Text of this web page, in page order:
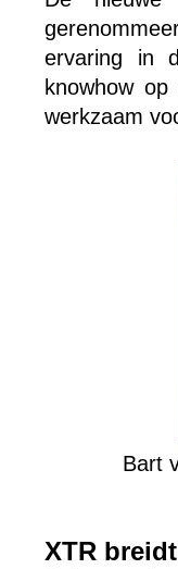
ervaring in
knowhow
werkzaam
Bart
XTR